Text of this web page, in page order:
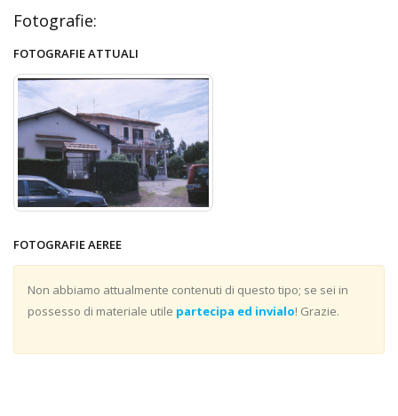
Fotografie:
FOTOGRAFIE ATTUALI
FOTOGRAFIE AEREE
Non abbiamo attualmente contenuti di questo tipo; se sei in
possesso di materiale utile partecipa ed invialo! Grazie.